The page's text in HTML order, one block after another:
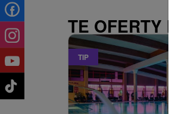
TE OFERTY
TIP